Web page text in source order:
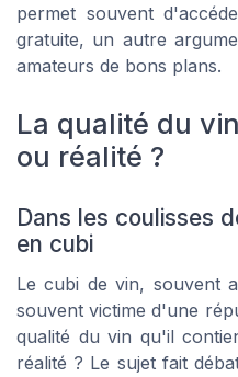
permet souvent
gratuite, un autre
amateurs de bons plans.
La qualité du
ou réalité ?
Dans les coulisses
en cubi
Le cubi de vin, souvent
souvent victime d'une
qualité du vin qu'il
réalité ? Le sujet fait